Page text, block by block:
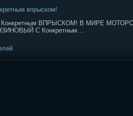
впрыском!
ВПРЫСКОМ! В МИРЕ МОТОРОВ
С Конкретным…